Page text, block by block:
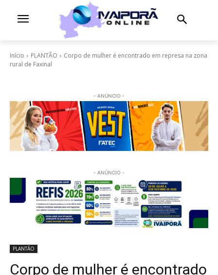
Início PLANTÃO
Corpo de mulher é encontrado em represa na zona
rural de Faxinal
- ANÚNCIO -
- ANÚNCIO -
PLANTÃO
Corpo de mulher é encontrado